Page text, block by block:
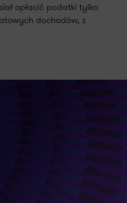
opłacić podatki tylko
dochodów, z